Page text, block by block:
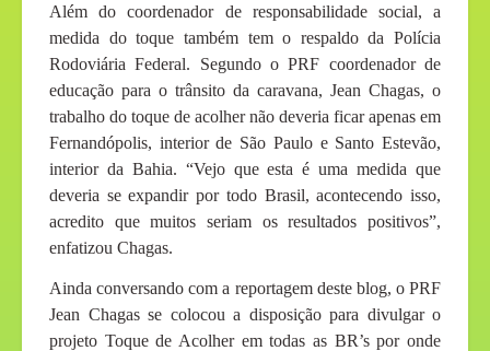
Além do coordenador de responsabilidade social, a
medida do toque também tem o respaldo da Polícia
Rodoviária Federal. Segundo o PRF coordenador de
educação para o trânsito da caravana, Jean Chagas, o
trabalho do toque de acolher não deveria ficar apenas em
Fernandópolis, interior de São Paulo e Santo Estevão,
interior da Bahia. “Vejo que esta é uma medida que
deveria se expandir por todo Brasil, acontecendo isso,
acredito que muitos seriam os resultados positivos”,
enfatizou Chagas.
Ainda conversando com a reportagem deste blog, o PRF
Jean Chagas se colocou a disposição para divulgar o
projeto Toque de Acolher em todas as BR’s por onde